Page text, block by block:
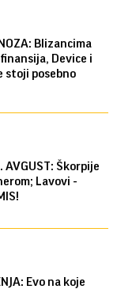
Blizancima
Device i
stoji posebno
AVGUST: Škorpije
Lavovi -
Evo na koje